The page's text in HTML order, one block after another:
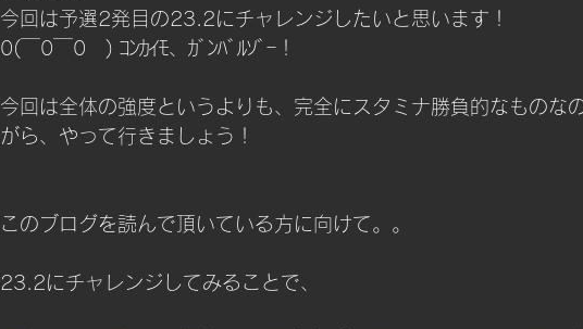
今回は予選2発目の23.2にチャレンジしたいと思います！
0(￣0￣0　) ｺﾝｶｲﾓ、ｶﾞﾝﾊﾞﾙｿﾞｰ！
今回は全体の強度というよりも、完全にスタミナ勝負的なものな
がら、やって行きましょう！
このブログを読んで頂いている方に向けて。。
23.2にチャレンジしてみることで、